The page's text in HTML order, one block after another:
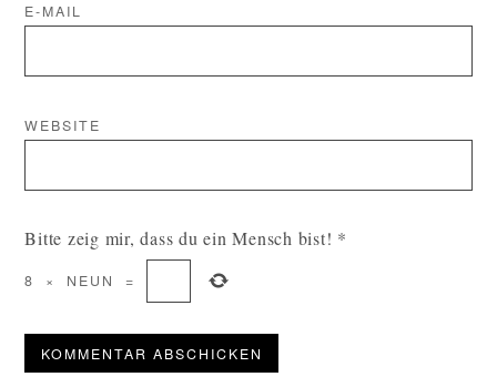
E-MAIL
WEBSITE
Bitte zeig mir, dass du ein Mensch bist! *
8 × NEUN =